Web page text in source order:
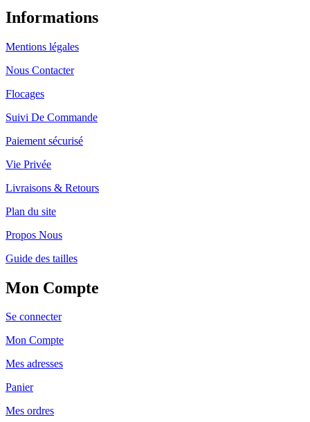
Informations
Mentions légales
Nous Contacter
Flocages
Suivi De Commande
Paiement sécurisé
Vie Privée
Livraisons & Retours
Plan du site
Propos Nous
Guide des tailles
Mon Compte
Se connecter
Mon Compte
Mes adresses
Panier
Mes ordres